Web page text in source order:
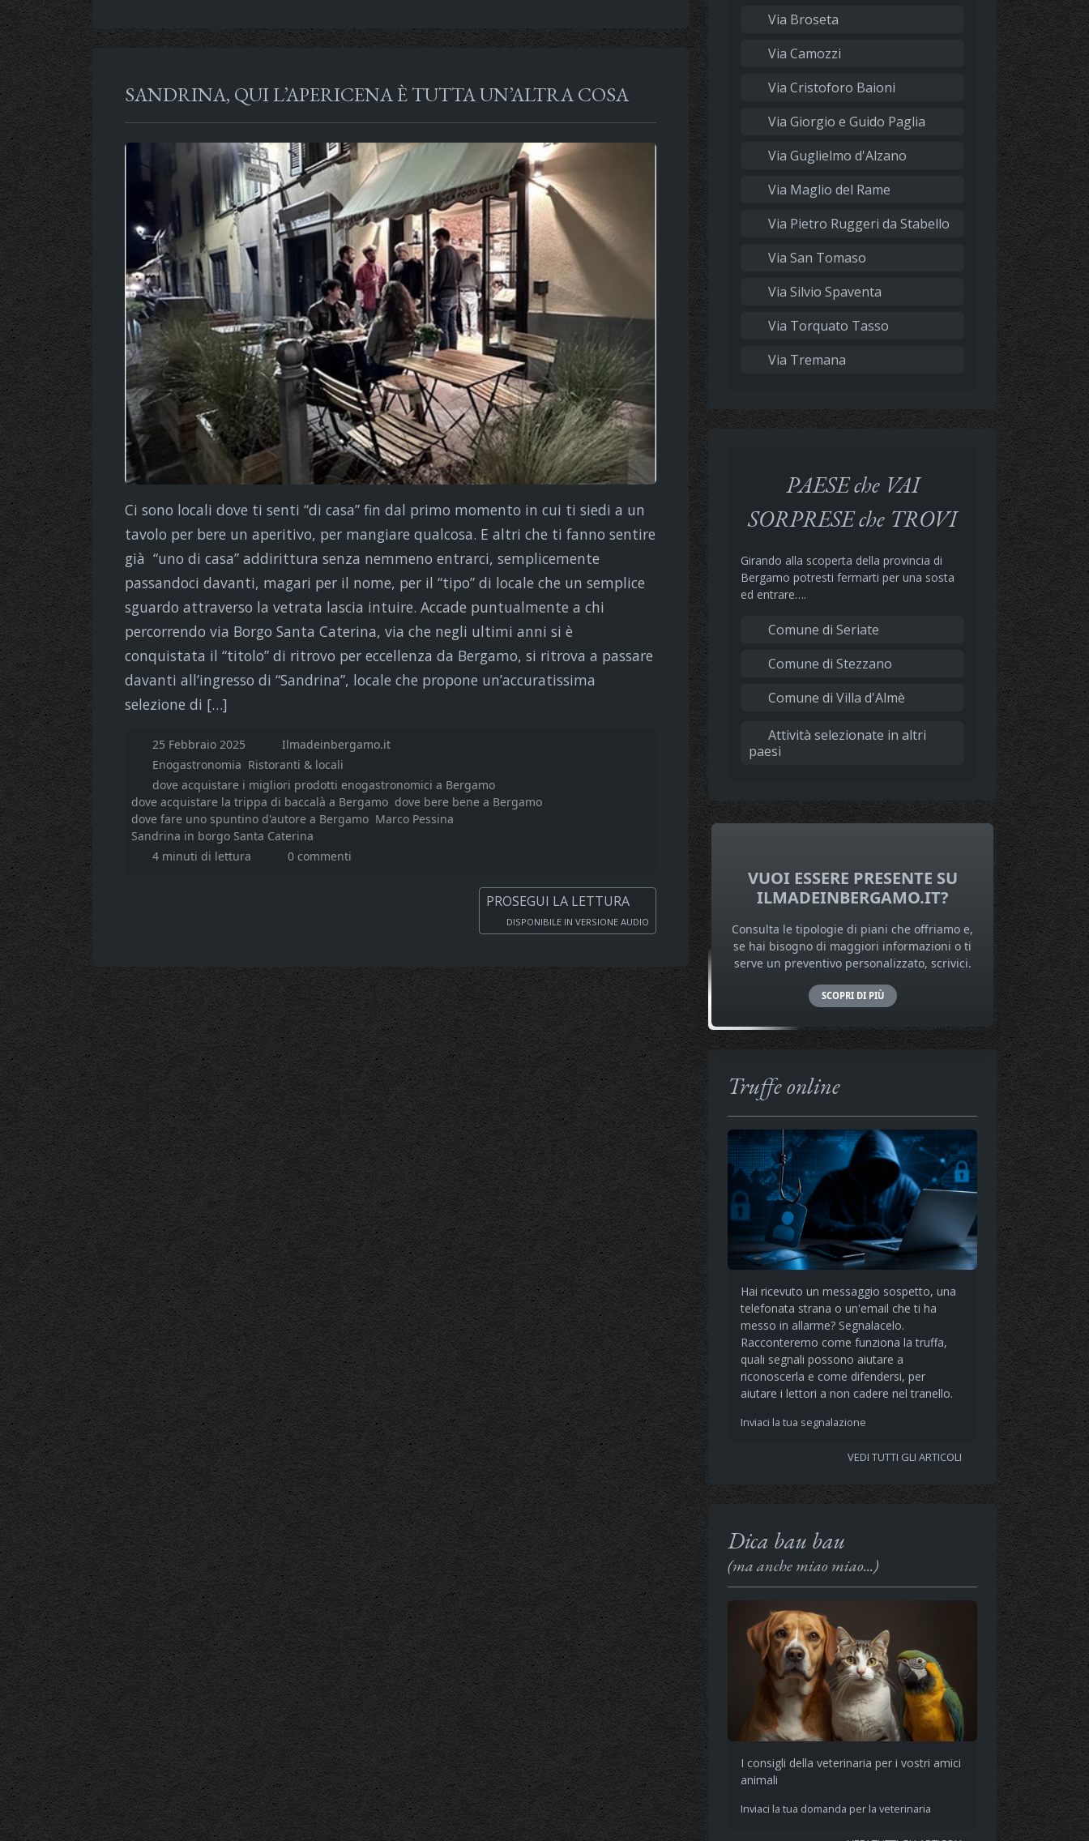
SANDRINA, QUI L’APERICENA È TUTTA UN’ALTRA COSA
Ci sono locali dove ti senti “di casa” fin dal primo momento in cui ti siedi a un
tavolo per bere un aperitivo, per mangiare qualcosa. E altri che ti fanno sentire
già “uno di casa” addirittura senza nemmeno entrarci, semplicemente
passandoci davanti, magari per il nome, per il “tipo” di locale che un semplice
sguardo attraverso la vetrata lascia intuire. Accade puntualmente a chi
percorrendo via Borgo Santa Caterina, via che negli ultimi anni si è
conquistata il “titolo” di ritrovo per eccellenza da Bergamo, si ritrova a passare
davanti all’ingresso di “Sandrina”, locale che propone un’accuratissima
selezione di […]
25 Febbraio 2025
Ilmadeinbergamo.it
Enogastronomia Ristoranti & locali
dove acquistare i migliori prodotti enogastronomici a Bergamo
dove acquistare la trippa di baccalà a Bergamo dove bere bene a Bergamo
dove fare uno spuntino d'autore a Bergamo Marco Pessina
Sandrina in borgo Santa Caterina
4 minuti di lettura
0 commenti
PROSEGUI LA LETTURA
DISPONIBILE IN VERSIONE AUDIO
Via Broseta
Via Camozzi
Via Cristoforo Baioni
Via Giorgio e Guido Paglia
Via Guglielmo d'Alzano
Via Maglio del Rame
Via Pietro Ruggeri da Stabello
Via San Tomaso
Via Silvio Spaventa
Via Torquato Tasso
Via Tremana
PAESE che VAI
SORPRESE che TROVI
Girando alla scoperta della provincia di
Bergamo potresti fermarti per una sosta
ed entrare….
Comune di Seriate
Comune di Stezzano
Comune di Villa d'Almè
Attività selezionate in altri
paesi
VUOI ESSERE PRESENTE SU
ILMADEINBERGAMO.IT?
Consulta le tipologie di piani che offriamo e,
se hai bisogno di maggiori informazioni o ti
serve un preventivo personalizzato, scrivici.
SCOPRI DI PIÙ
Truffe online
Hai ricevuto un messaggio sospetto, una
telefonata strana o un'email che ti ha
messo in allarme? Segnalacelo.
Racconteremo come funziona la truffa,
quali segnali possono aiutare a
riconoscerla e come difendersi, per
aiutare i lettori a non cadere nel tranello.
Inviaci la tua segnalazione
VEDI TUTTI GLI ARTICOLI
Dica bau bau
(ma anche miao miao...)
I consigli della veterinaria per i vostri amici
animali
Inviaci la tua domanda per la veterinaria